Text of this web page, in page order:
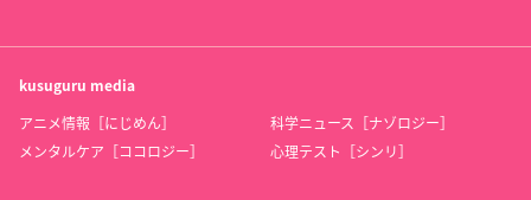
清水恵 丸井ひとは 否定姫
kusuguru media
アニメ情報［にじめん］
科学ニュース［ナゾロジー］
メンタルケア［ココロジー］
心理テスト［シンリ］